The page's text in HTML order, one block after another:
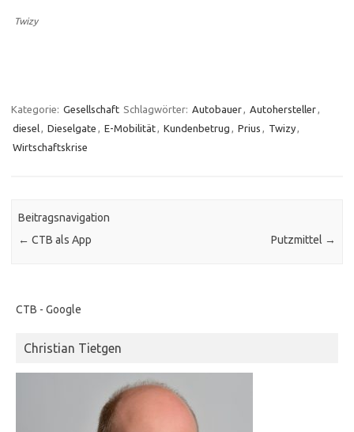
Twizy
Kategorie: Gesellschaft Schlagwörter: Autobauer, Autohersteller,
diesel, Dieselgate , E-Mobilität, Kundenbetrug , Prius , Twizy,
Wirtschaftskrise
Beitragsnavigation
← CTB als App Putzmittel →
CTB - Google
Christian Tietgen